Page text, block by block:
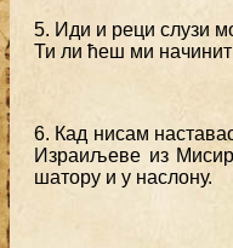
5. Иди и реци слузи
Ти ли ћеш ми
6. Кад нисам
Израиљеве из
шатору и у наслону.